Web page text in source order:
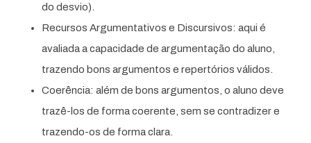
do desvio).
Recursos Argumentativos e Discursivos: aqui é
avaliada a capacidade de argumentação do aluno,
trazendo bons argumentos e repertórios válidos.
Coerência: além de bons argumentos, o aluno deve
trazê-los de forma coerente, sem se contradizer e
trazendo-os de forma clara.